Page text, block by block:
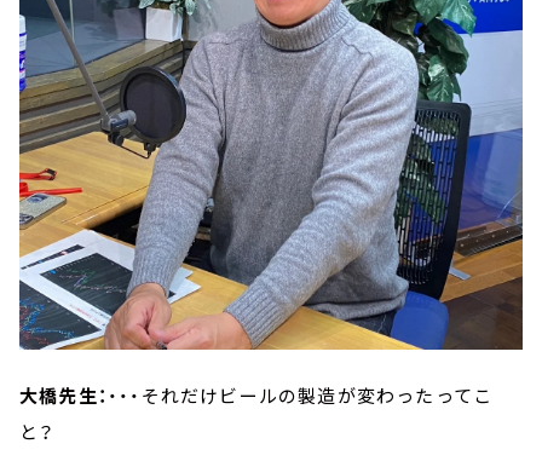
大橋先生： ・・・それだけビールの製造が変わったってこ
と？